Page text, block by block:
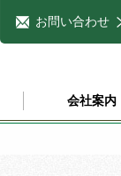
お問い合わせ
会社案内